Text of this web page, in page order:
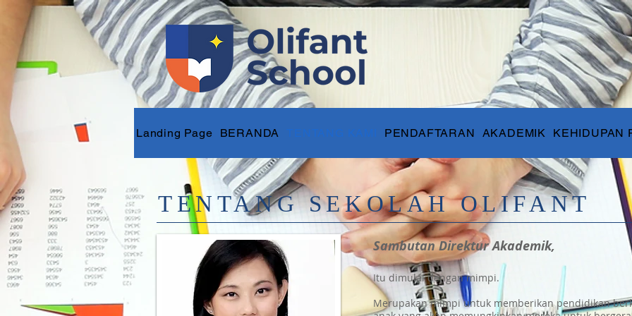
Landing Page BERANDA TENTANG KAMI PENDAFTARAN AKADEMIK KEHIDUPAN
TENTANG SEKOLAH OLIFANT
Sambutan Direktur Akademik,
Itu dimulai dengan mimpi.
Merupakan mimpi untuk memberikan pendidikan